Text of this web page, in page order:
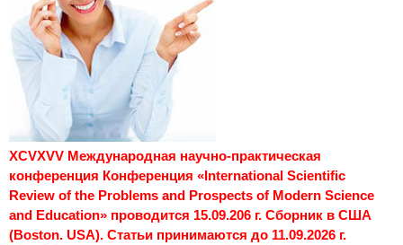
XCVXVV Международная научно-практическая
конференция Конференция «International Scientific
Review of the Problems and Prospects of Modern Science
and Education» проводится 15.09.206 г. Сборник в США
(Boston. USA). Статьи принимаются до 11.09.2026 г.